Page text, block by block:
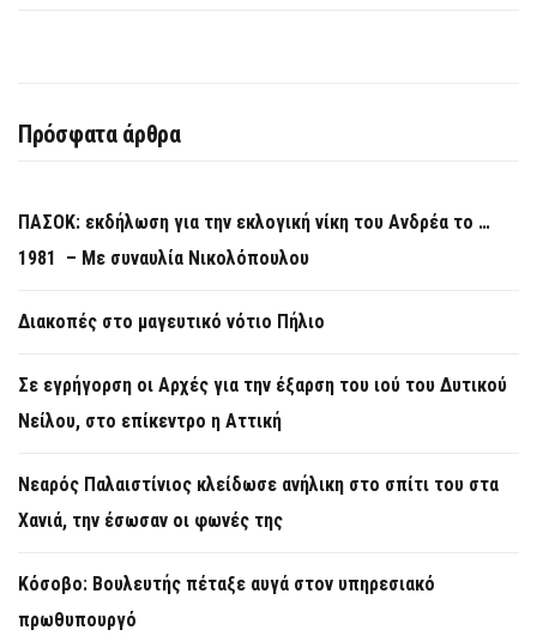
Πρόσφατα άρθρα
ΠΑΣΟΚ: εκδήλωση για την εκλογική νίκη του Ανδρέα το …
1981 – Με συναυλία Νικολόπουλου
Διακοπές στο μαγευτικό νότιο Πήλιο
Σε εγρήγορση οι Αρχές για την έξαρση του ιού του Δυτικού
Νείλου, στο επίκεντρο η Αττική
Νεαρός Παλαιστίνιος κλείδωσε ανήλικη στο σπίτι του στα
Χανιά, την έσωσαν οι φωνές της
Κόσοβο: Βουλευτής πέταξε αυγά στον υπηρεσιακό
πρωθυπουργό